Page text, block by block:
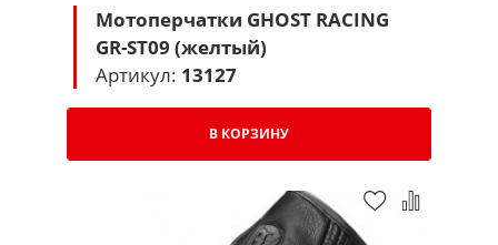
Мотоперчатки GHOST RACING
GR-ST09 (желтый)
Артикул: 13127
В КОРЗИНУ